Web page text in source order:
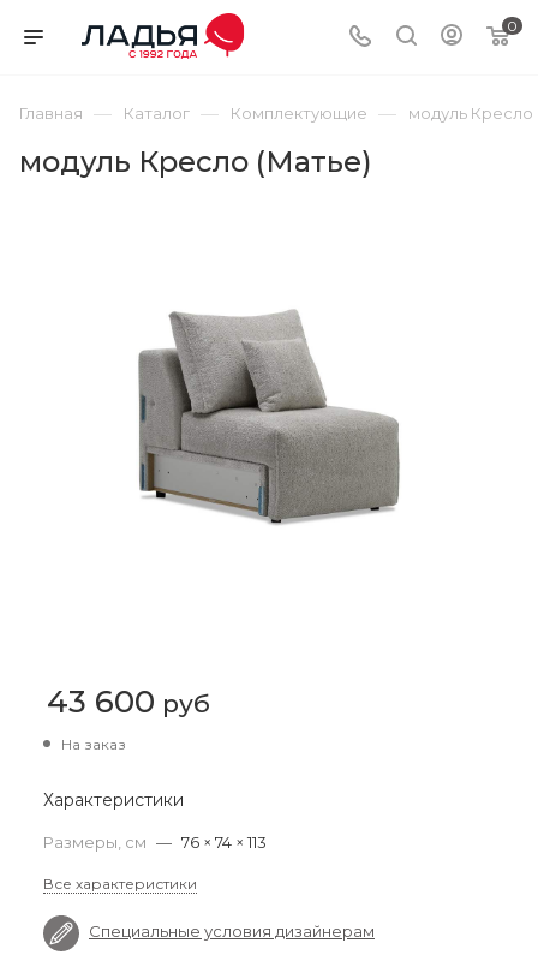
0
Главная — Каталог — Комплектующие — модуль Кресло
модуль Кресло (Матье)
43 600 руб
На заказ
Характеристики
Размеры, см — 76 × 74 × 113
Все характеристики
Специальные условия дизайнерам